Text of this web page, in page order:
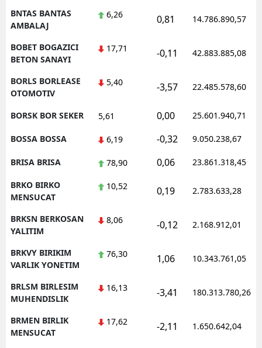
BNTAS BANTAS
AMBALAJ
6,26 0,81 14.786.890,57
BOBET BOGAZICI
BETON SANAYI
17,71 -0,11 42.883.885,08
BORLS BORLEASE
OTOMOTIV
5,40 -3,57 22.485.578,60
BORSK BOR SEKER 5,61 0,00 25.601.940,71
BOSSA BOSSA 6,19 -0,32 9.050.238,67
BRISA BRISA 78,90 0,06 23.861.318,45
BRKO BIRKO
MENSUCAT
10,52 0,19 2.783.633,28
BRKSN BERKOSAN
YALITIM
8,06 -0,12 2.168.912,01
BRKVY BIRIKIM
VARLIK YONETIM
76,30 1,06 10.343.761,05
BRLSM BIRLESIM
MUHENDISLIK
16,13 -3,41 180.313.780,26
BRMEN BIRLIK
MENSUCAT
17,62 -2,11 1.650.642,04